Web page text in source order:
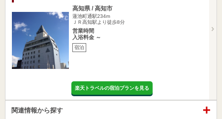
高知県 / 高知市
蓮池町通駅234m
ＪＲ高知駅より徒歩8分
営業時間
入浴料金 ～
宿泊
楽天トラベルの宿泊プランを見る
関連情報から探す